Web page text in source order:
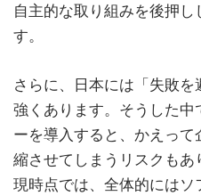
自主的な取り組みを後押
す。
さらに、日本には「失敗
強くあります。そうした中
ーを導入すると、かえっ
縮させてしまうリスクも
現時点では、全体的には